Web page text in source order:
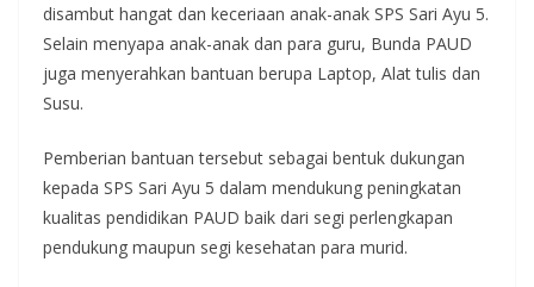
disambut hangat dan keceriaan anak-anak SPS Sari Ayu 5.
Selain menyapa anak-anak dan para guru, Bunda PAUD
juga menyerahkan bantuan berupa Laptop, Alat tulis dan
Susu.
Pemberian bantuan tersebut sebagai bentuk dukungan
kepada SPS Sari Ayu 5 dalam mendukung peningkatan
kualitas pendidikan PAUD baik dari segi perlengkapan
pendukung maupun segi kesehatan para murid.